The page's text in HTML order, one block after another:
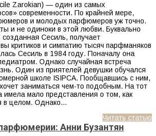
Zarokian) — один из самых
современности. По крайней мере,
и молодых парфюмеров уж точно.
и не одиноки в этой любви. Буквально
Сесиль, получает
критиков и симпатию тысяч парфманяков
Сесиль в 1984 году. Поначалу она
Однако случайная встреча
Один из приятелей девушки обучался
школе ISIPCA. Пообщавшись с ним,
заниматься чем-то подобным. На тот
мало представления о том, как
в целом. Однако…
Читать статью
Анни Бузантян